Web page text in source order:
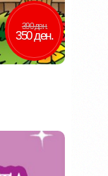
390 ден.
350 ден.